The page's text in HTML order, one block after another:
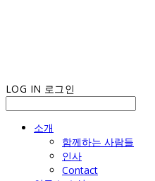
LOG IN 로그인
소개
함께하는 사람들
인사
Contact